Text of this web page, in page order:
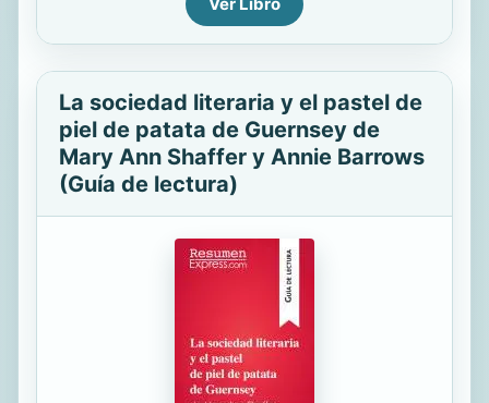
La sociedad literaria y el pastel de
piel de patata de Guernsey de
Mary Ann Shaffer y Annie Barrows
(Guía de lectura)